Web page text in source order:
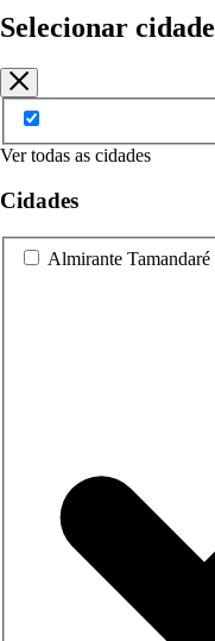
Selecionar cidade
Ver todas as cidades
Cidades
Almirante Tamandaré